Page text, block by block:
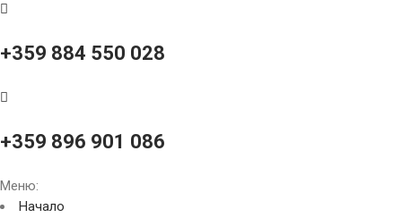
+359 884 550 028
+359 896 901 086
Меню:
Начало